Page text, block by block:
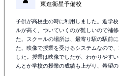
東進衛星予備校
子供が高校生の時に利用しました。進学
ルが高く、ついていくのが難しいので補
た。スクールの場所は、最寄り駅の駅前
た。映像で授業を受けるシステムなので
した。授業は映像でしたが、わかりやす
んとか学校の授業の成績も上がり、希望